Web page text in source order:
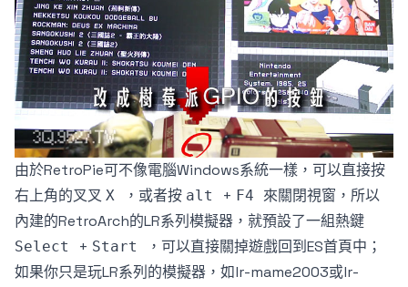
由於RetroPie可不像電腦Windows系統一樣，可以直接按
右上角的叉叉 X ，或者按 alt + F4 來關閉視窗，所以
內建的RetroArch的LR系列模擬器，就預設了一組熱鍵
Select + Start
，可以直接關掉遊戲回到ES首頁中；
如果你只是玩LR系列的模擬器，如lr-mame2003或lr-